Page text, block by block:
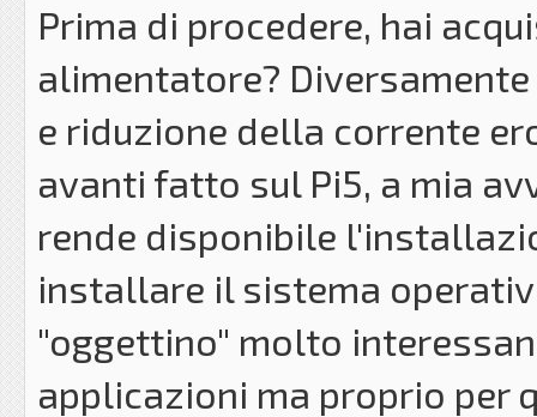
Prima di procedere, hai
alimentatore?
e riduzione della corrente
avanti fatto sul Pi5, a mia
rende disponibile
installare il sistema
"oggettino" molto
applicazioni ma proprio per